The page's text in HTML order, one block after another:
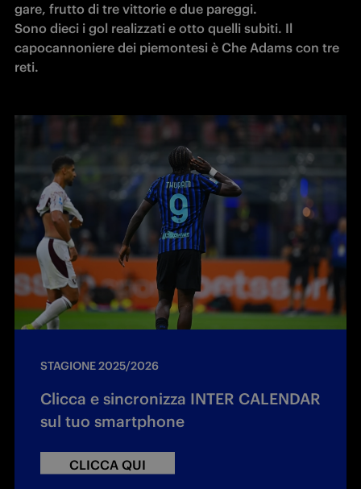
gare, frutto di tre vittorie e due pareggi.
Sono dieci i gol realizzati e otto quelli subiti. Il
capocannoniere dei piemontesi è Che Adams con tre
reti.
STAGIONE 2025/2026
Clicca e sincronizza INTER CALENDAR
sul tuo smartphone
CLICCA QUI